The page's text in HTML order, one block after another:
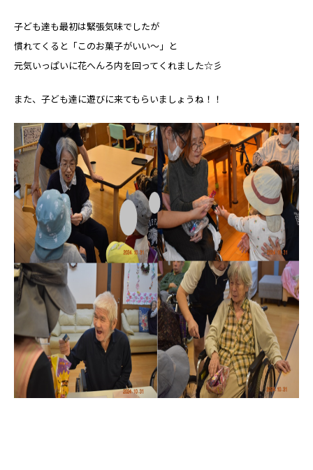
子ども達も最初は緊張気味でしたが
慣れてくると「このお菓子がいい～」と
元気いっぱいに花へんろ内を回ってくれました☆彡
また、子ども達に遊びに来てもらいましょうね！！